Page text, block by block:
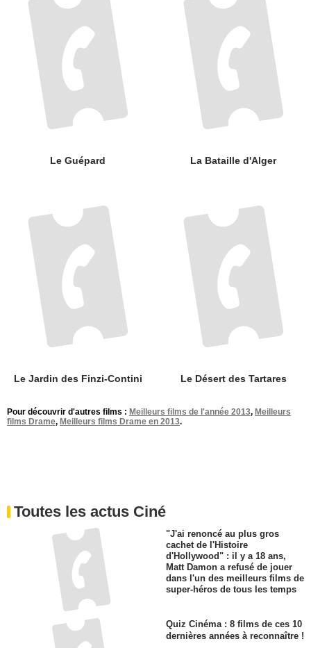
Le Guépard La Bataille d'Alger
Le Jardin des Finzi-Contini Le Désert des Tartares
Pour découvrir d'autres films : Meilleurs films de l'année 2013, Meilleurs
films Drame, Meilleurs films Drame en 2013.
Toutes les actus Ciné
"J'ai renoncé au plus gros
cachet de l'Histoire
d'Hollywood" : il y a 18 ans,
Matt Damon a refusé de jouer
dans l'un des meilleurs films de
super-héros de tous les temps
Quiz Cinéma : 8 films de ces 10
dernières années à reconnaître !